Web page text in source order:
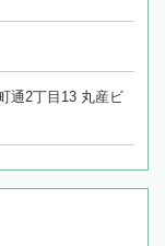
通2丁目13 丸産ビ